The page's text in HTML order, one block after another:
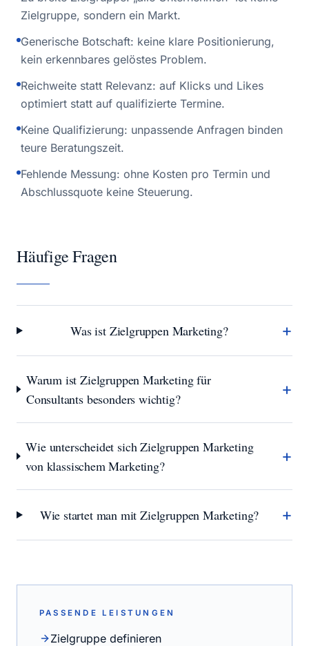
Zielgruppe, sondern ein Markt.
Generische Botschaft: keine klare Positionierung,
kein erkennbares gelöstes Problem.
Reichweite statt Relevanz: auf Klicks und Likes
optimiert statt auf qualifizierte Termine.
Keine Qualifizierung: unpassende Anfragen binden
teure Beratungszeit.
Fehlende Messung: ohne Kosten pro Termin und
Abschlussquote keine Steuerung.
Häufige Fragen
Was ist Zielgruppen Marketing? +
Warum ist Zielgruppen Marketing für
Consultants besonders wichtig?
+
Wie unterscheidet sich Zielgruppen Marketing
von klassischem Marketing?
+
Wie startet man mit Zielgruppen Marketing? +
PASSENDE LEISTUNGEN
Zielgruppe definieren